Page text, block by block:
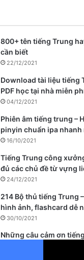
800+ tên tiếng Trung
cần biết
22/12/2021
Download tài liệu tiếng
PDF học tại nhà miễn
04/12/2021
Phiên âm tiếng trung –
pinyin chuẩn ipa nhanh
16/10/2021
Tiếng Trung công
đủ các chủ đề từ vựng
24/12/2021
214 Bộ thủ tiếng Trung
hình ảnh, flashcard dễ
30/10/2021
Những câu cảm ơn
nghĩa nhất kèm cách